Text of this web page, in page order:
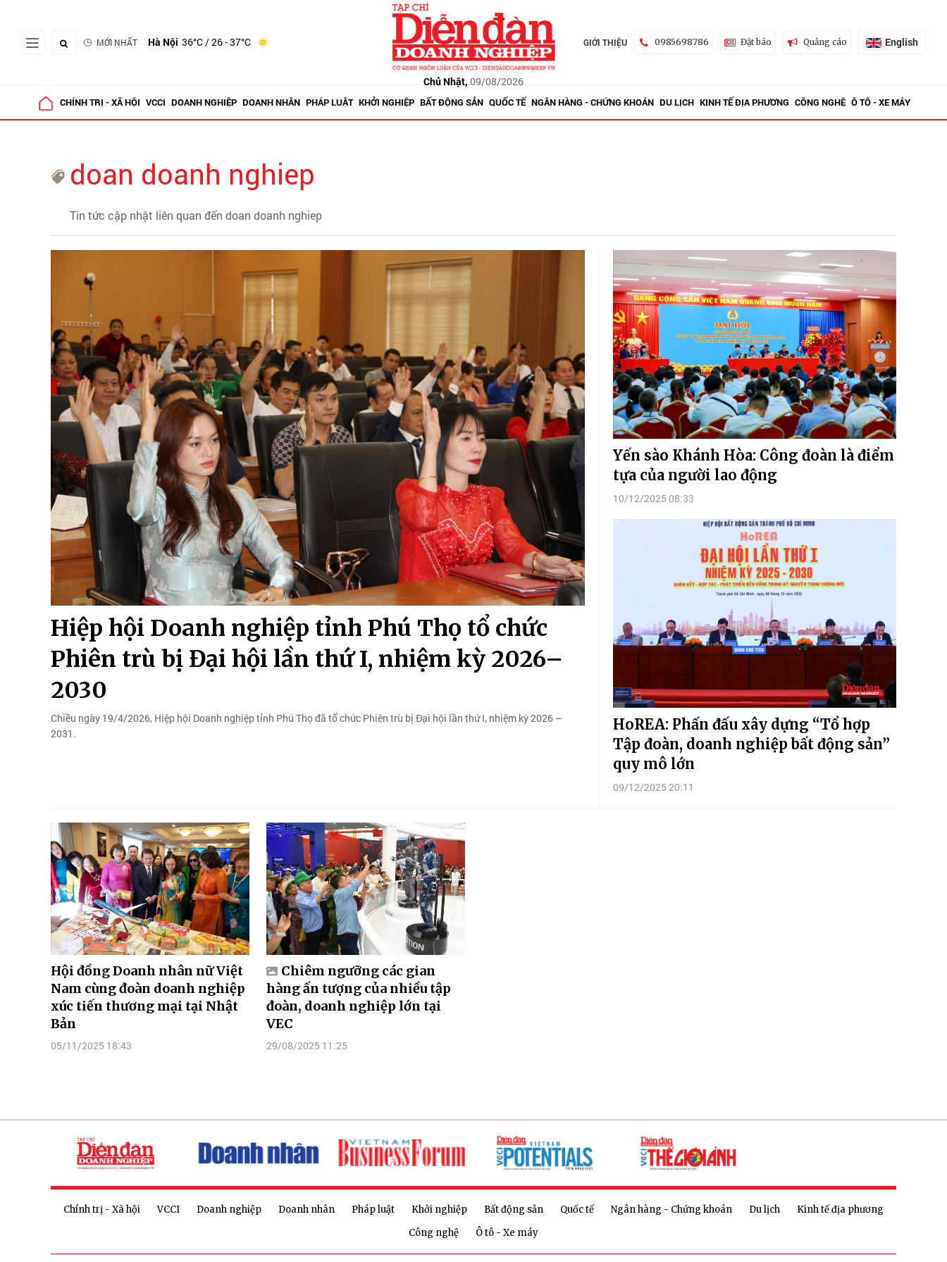
MỚI NHẤT Hà Nội 36°C/ 26 - 37°C
Chủ Nhật, 09/08/2026
GIỚI THIỆU 0985698786 Đặt báo Quảng cáo English
CHÍNH TRỊ - XÃ HỘI VCCI DOANH NGHIỆP DOANH NHÂN PHÁP LUẬT KHỞI NGHIỆP BẤT ĐỘNG SẢN QUỐC TẾ NGÂN HÀNG - CHỨNG KHOÁN DU LỊCH KINH TẾ ĐỊA PHƯƠNG CÔNG NGHỆ Ô TÔ - XE MÁY
doan doanh nghiep
Tin tức cập nhật liên quan đến doan doanh nghiep
Hiệp hội Doanh nghiệp tỉnh Phú Thọ tổ chức
Phiên trù bị Đại hội lần thứ I, nhiệm kỳ 2026–
2030
Chiều ngày 19/4/2026, Hiệp hội Doanh nghiệp tỉnh Phú Thọ đã tổ chức Phiên trù bị Đại hội lần thứ I, nhiệm kỳ 2026 –
2031.
Yến sào Khánh Hòa: Công đoàn là điểm
tựa của người lao động
10/12/2025 08:33
HoREA: Phấn đấu xây dựng “Tổ hợp
Tập đoàn, doanh nghiệp bất động sản”
quy mô lớn
09/12/2025 20:11
Hội đồng Doanh nhân nữ Việt
Nam cùng đoàn doanh nghiệp
xúc tiến thương mại tại Nhật
Bản
05/11/2025 18:43
Chiêm ngưỡng các gian
hàng ấn tượng của nhiều tập
đoàn, doanh nghiệp lớn tại
VEC
29/08/2025 11:25
Chính trị - Xã hội VCCI Doanh nghiệp Doanh nhân Pháp luật Khởi nghiệp Bất động sản Quốc tế Ngân hàng - Chứng khoán Du lịch
Kinh tế địa phương
Công nghệ
Ô tô - Xe máy